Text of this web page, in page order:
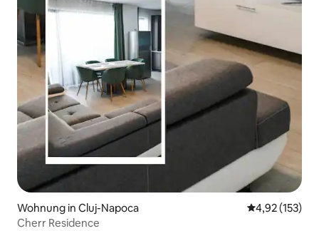
Wohnung in Cluj-Napoca
4,92 (153)
Cherr Residence